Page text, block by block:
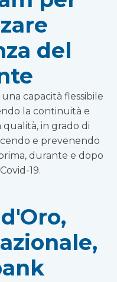
del
capacità flessibile
la continuità e
qualità, in grado di
e prevenendo
durante e dopo
19.